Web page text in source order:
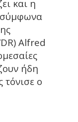
και η
σύμφωνα
Alfred
ήδη
ο